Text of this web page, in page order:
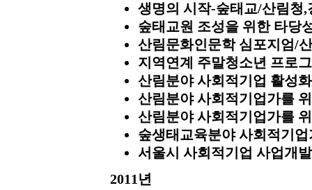
생명의 시작-숲태교/산림청,
숲태교원 조성을 위한 타당
산림문화인문학 심포지엄/
지역연계 주말청소년 프로
산림분야 사회적기업 활성
산림분야 사회적기업가를
산림분야 사회적기업가를
숲생태교육분야 사회적기
서울시 사회적기업 사업개
2011년